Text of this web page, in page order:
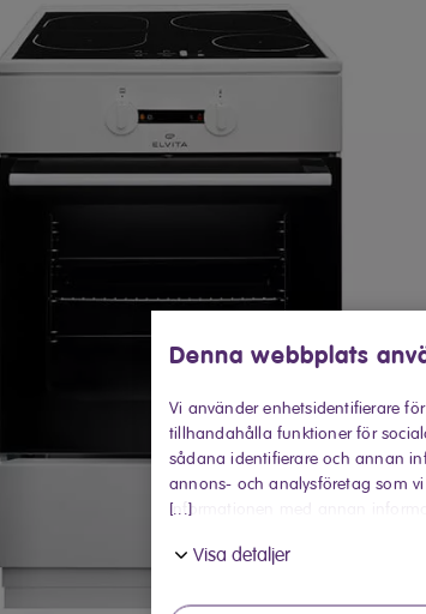
Denna webbplats
[...]
Vi använder enhetsidentifierare
tillhandahålla funktioner för
sådana identifierare och annan
annons- och analysföretag som
informationen med annan
Visa detaljer